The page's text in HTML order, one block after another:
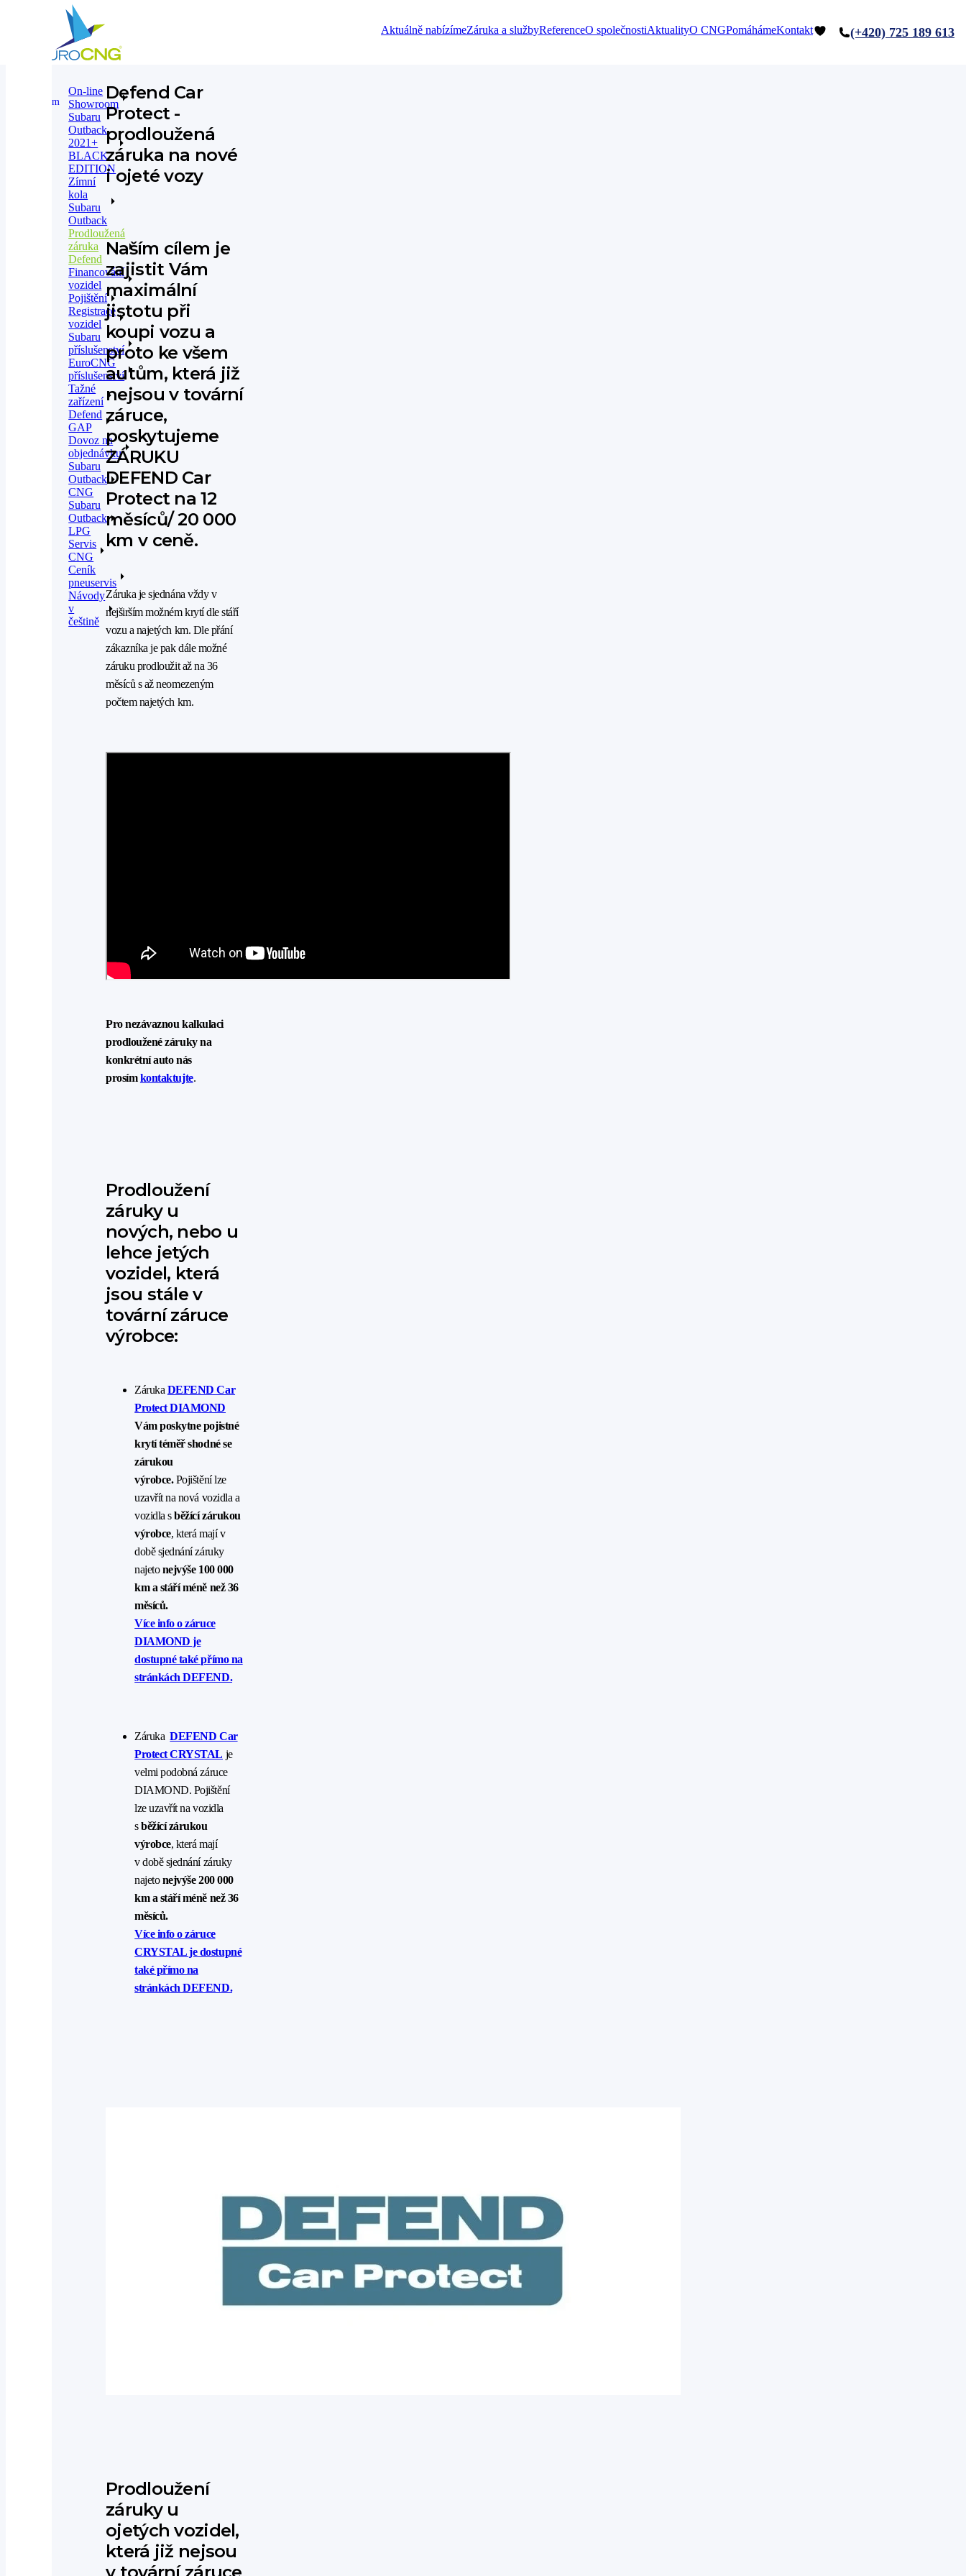
Aktuálně nabízímeZáruka a službyReferenceO společnostiAktualityO CNGPomáhámeKontakt (+420) 725 189 613
Showroom
Prodloužená záruka Defend
On-line
Showroom
Subaru
Outback
2021+
BLACK
EDITION
Zímní
kola
Subaru
Outback
Prodloužená
záruka
Defend
Financování
vozidel
Pojištění
Registrace
vozidel
Subaru
příslušenství
EuroCNG
příslušenství
Tažné
zařízení
Defend
GAP
Dovoz na
objednávku
Subaru
Outback
CNG
Subaru
Outback
LPG
Servis
CNG
Ceník
pneuservis
Návody
v
češtině
Defend Car
Protect -
prodloužená
záruka na nové
i ojeté vozy
Naším cílem je
zajistit Vám
maximální
jistotu při
koupi vozu a
proto ke všem
autům, která již
nejsou v tovární
záruce,
poskytujeme
ZÁRUKU
DEFEND Car
Protect na 12
měsíců/ 20 000
km v ceně.
Záruka je sjednána vždy v
nejširším možném krytí dle stáří
vozu a najetých km. Dle přání
zákazníka je pak dále možné
záruku prodloužit až na 36
měsíců s až neomezeným
počtem najetých km.
Pro nezávaznou kalkulaci
prodloužené záruky na
konkrétní auto nás
prosím kontaktujte.
Prodloužení
záruky u
nových, nebo u
lehce jetých
vozidel, která
jsou stále v
tovární záruce
výrobce:
Záruka DEFEND Car
Protect DIAMOND
Vám poskytne pojistné
krytí téměř shodné se
zárukou
výrobce.Pojištění lze
uzavřít na nová vozidla a
vozidla sběžící zárukou
výrobce, která mají v
době sjednání záruky
najetonejvýše 100 000
km a stáří méně než 36
měsíců.
Více info o záruce
DIAMOND je
dostupné také přímo na
stránkách DEFEND.
ZárukaDEFEND Car
Protect CRYSTAL je
velmi podobná záruce
DIAMOND. Pojištění
lze uzavřít na vozidla
sběžící zárukou
výrobce, která mají
v době sjednání záruky
najetonejvýše 200 000
km a stáří méně než 36
měsíců.
Více info o záruce
CRYSTAL je dostupné
také přímo na
stránkách DEFEND.
Prodloužení
záruky u
ojetých vozidel,
která již nejsou